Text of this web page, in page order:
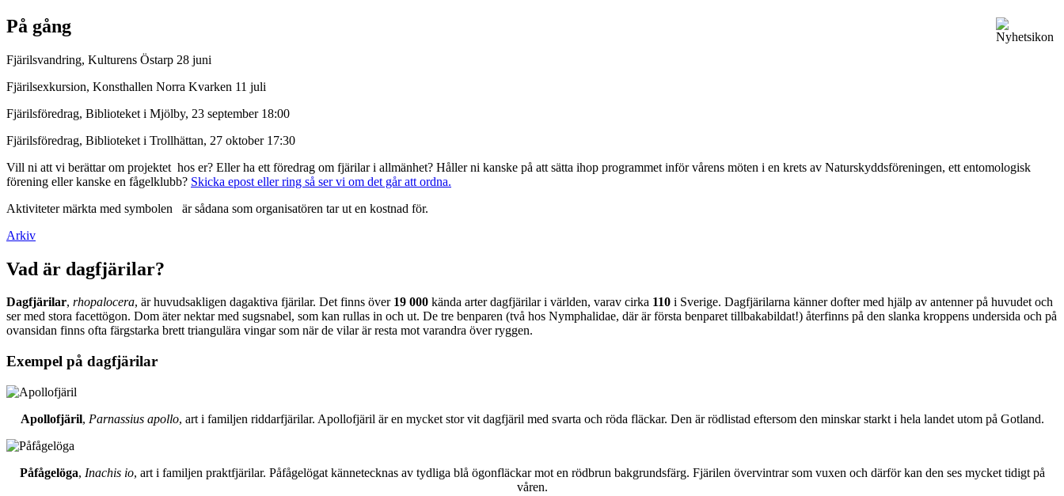
På gång
Fjärilsvandring, Kulturens Östarp 28 juni
Fjärilsexkursion, Konsthallen Norra Kvarken 11 juli
Fjärilsföredrag, Biblioteket i Mjölby, 23 september 18:00
Fjärilsföredrag, Biblioteket i Trollhättan, 27 oktober 17:30
Vill ni att vi berättar om projektet hos er? Eller ha ett föredrag om fjärilar i allmänhet? Håller ni kanske på att sätta ihop programmet inför vårens möten i en krets av Naturskyddsföreningen, ett entomologisk
förening eller kanske en fågelklubb? Skicka epost eller ring så ser vi om det går att ordna.
Aktiviteter märkta med symbolen
är sådana som organisatören tar ut en kostnad för.
Arkiv
Vad är dagfjärilar?
Dagfjärilar, rhopalocera, är huvudsakligen dagaktiva fjärilar. Det finns över 19 000 kända arter dagfjärilar i världen, varav cirka 110 i Sverige. Dagfjärilarna känner dofter med hjälp av antenner på huvudet och
ser med stora facettögon. Dom äter nektar med sugsnabel, som kan rullas in och ut. De tre benparen (två hos Nymphalidae, där är första benparet tillbakabildat!) återfinns på den slanka kroppens undersida och på
ovansidan finns ofta färgstarka brett triangulära vingar som när de vilar är resta mot varandra över ryggen.
Exempel på dagfjärilar
Apollofjäril, Parnassius apollo, art i familjen riddarfjärilar. Apollofjäril är en mycket stor vit dagfjäril med svarta och röda fläckar. Den är rödlistad eftersom den minskar starkt i hela landet utom på Gotland.
Påfågelöga, Inachis io, art i familjen praktfjärilar. Påfågelögat kännetecknas av tydliga blå ögonfläckar mot en rödbrun bakgrundsfärg. Fjärilen övervintrar som vuxen och därför kan den ses mycket tidigt på
våren.